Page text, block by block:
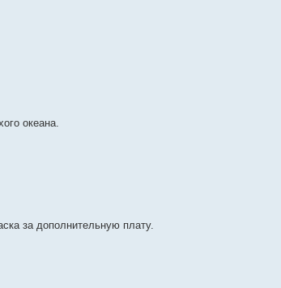
океана.
за дополнительную плату.